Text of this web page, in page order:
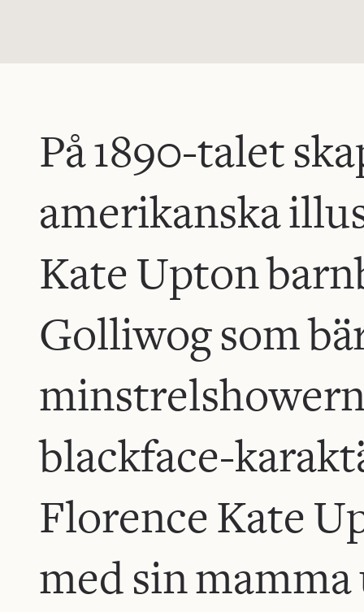
På 1890-talet
amerikanska
Kate Upton
Golliwog som
blackface-
Florence Kate
med sin